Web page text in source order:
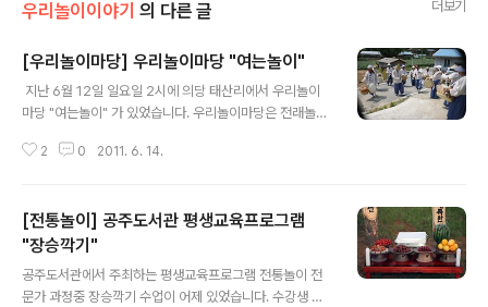
우리놀이이야기 의 다른 글 더보기
[우리놀이마당] 우리놀이마당 "여는놀이"
지난 6월 12일 일요일 2시에 의당 태산리에서 우리놀이
마당 "여는놀이" 가 있었습니다. 우리놀이마당은 전래놀이,
이들에게 알리며, 매체(tv, 영화, 인터넷, 게임 등)에 빠져있
마당"이 문을 열었다. 앞으로의 계획은 올해 말까지 우리놀
이 연구를 자료화하고 프로그램을 개발하여 내년부터 가족
과 함께할수 있는 어린이 놀이 프로그램을 진행할 계획이
다. 다음은 행사당일 사진입니다. 문굿 용왕굿(우물굿) 조
2 0 2011. 6. 14.
[전통놀이] 공주도서관 평생교육프로그램
"장승깍기"
공주도서관에서 주최하는 평생교육프로그램 전통놀이 전
문가 과정중 장승깍기 수업이 어제 있었습니다. 수강생 모